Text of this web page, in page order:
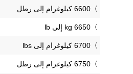
6600 كيلوغرام إلى رطل
6650 kg إلى lb
6700 كيلوغرام إلى lbs
6750 كيلوغرام إلى رطل